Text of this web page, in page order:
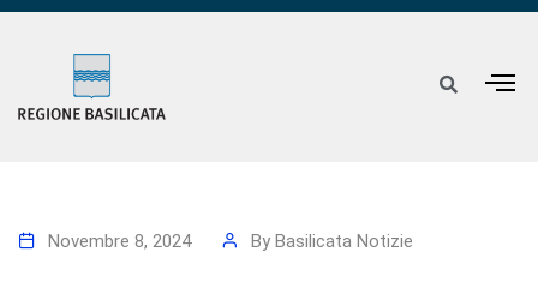
Novembre 8, 2024 By Basilicata Notizie